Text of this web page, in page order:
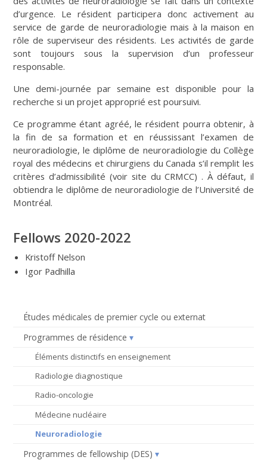
Études médicales de premier cycle ou externat
Programmes de résidence
Éléments distinctifs en enseignement
Radiologie diagnostique
Radio-oncologie
Médecine nucléaire
Neuroradiologie
Programmes de fellowship (DES)
d’urgence. Le résident participera donc activement au
service de garde de neuroradiologie mais à la maison en
rôle de superviseur des résidents. Les activités de garde
sont toujours sous la supervision d’un professeur
responsable.
Une demi-journée par semaine est disponible pour la
recherche si un projet approprié est poursuivi.
Ce programme étant agréé, le résident pourra obtenir, à
la fin de sa formation et en réussissant l’examen de
neuroradiologie, le diplôme de neuroradiologie du Collège
royal des médecins et chirurgiens du Canada s’il remplit les
critères d’admissibilité (voir site du CRMCC) . À défaut, il
obtiendra le diplôme de neuroradiologie de l’Université de
Montréal.
Fellows 2020-2022
Kristoff Nelson
Igor Padhilla